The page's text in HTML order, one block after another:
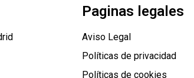
Paginas legales
Aviso Legal
Políticas de privacidad
Políticas de cookies